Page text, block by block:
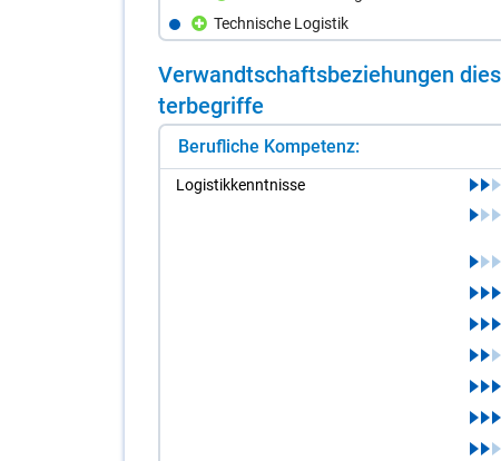
Technische Logistik
Ver­wandt­schafts­be­zie­hun­gen
ter­be­grif­fe
Berufliche Kompetenz:
Lo­gis­tik­kennt­nis­se